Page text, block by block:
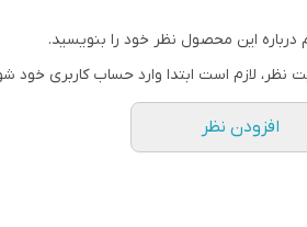
این محصول نظر خود را بنویسید.
نظر، لازم است ابتدا وارد حساب کاربری خود
افزودن نظر